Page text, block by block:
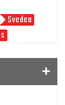
Svedea
pDrive
TOBE
FXR